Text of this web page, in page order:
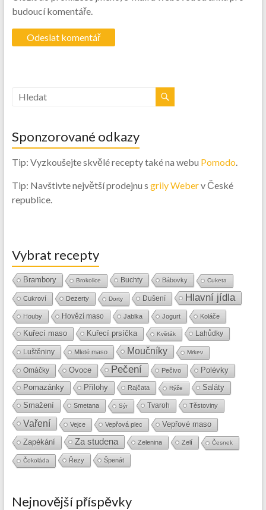
budoucí komentáře.
Sponzorované odkazy
Tip: Vyzkoušejte skvělé recepty také na webu Pomodo.
Tip: Navštivte největší prodejnu s grily Weberv České
republice.
Vybrat recepty
Brambory Brokolice Buchty Bábovky Cuketa
Cukroví Dezerty Dorty Dušení Hlavní jídla
Houby Hovězí maso Jablka Jogurt Koláče
Kuřecí maso Kuřecí prsíčka Květák Lahůdky
Luštěniny Mleté maso Moučníky Mrkev
Omáčky Ovoce Pečení Pečivo Polévky
Pomazánky Přílohy Rajčata Rýže
Saláty
Smažení
Smetana Sýr Tvaroh Těstoviny
Vaření Vejce Vepřová plec
Vepřové maso
Zapékání
Za studena Zelenina Zelí Česnek
Čokoláda Řezy Špenát
Nejnovější příspěvky